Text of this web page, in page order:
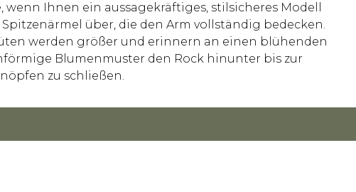
Ihnen ein aussagekräftiges, stilsicheres Modell
über, die den Arm vollständig bedecken.
werden größer und erinnern an einen blühenden
Blumenmuster den Rock hinunter bis zur
zu schließen.